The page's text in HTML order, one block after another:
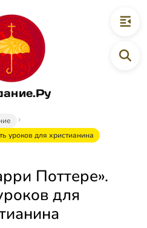
уроков для христианина
Поттере».
для